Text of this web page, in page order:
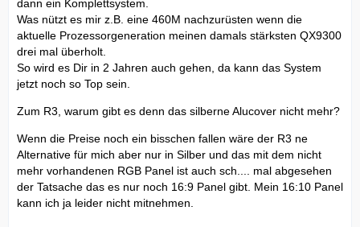
dann ein Komplettsystem.
Was nützt es mir z.B. eine 460M nachzurüsten wenn die
aktuelle Prozessorgeneration meinen damals stärksten QX9300
drei mal überholt.
So wird es Dir in 2 Jahren auch gehen, da kann das System
jetzt noch so Top sein.
Zum R3, warum gibt es denn das silberne Alucover nicht mehr?
Wenn die Preise noch ein bisschen fallen wäre der R3 ne
Alternative für mich aber nur in Silber und das mit dem nicht
mehr vorhandenen RGB Panel ist auch sch.... mal abgesehen
der Tatsache das es nur noch 16:9 Panel gibt. Mein 16:10 Panel
kann ich ja leider nicht mitnehmen.